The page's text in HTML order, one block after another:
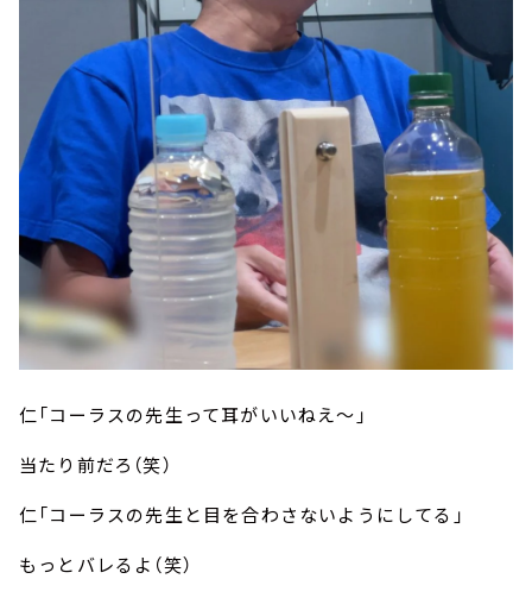
仁「コーラスの先生って耳がいいねえ～」
当たり前だろ（笑）
仁「コーラスの先生と目を合わさないようにしてる」
もっとバレるよ（笑）